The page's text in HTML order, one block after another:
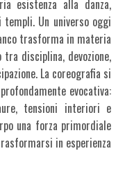
esistenza alla danza,
Un universo oggi
trasforma in materia
disciplina, devozione,
La coreografia si
evocativa:
tensioni interiori e
una forza primordiale
in esperienza